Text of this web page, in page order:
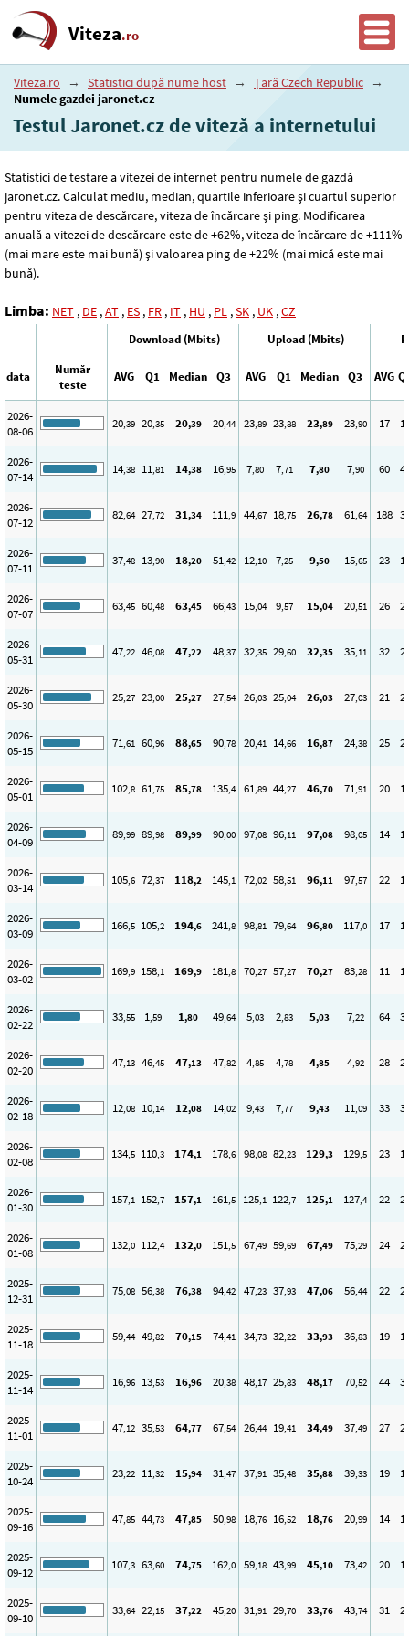
Viteza.ro
Viteza.ro → Statistici după nume host → Țară Czech Republic →
Numele gazdei jaronet.cz
Testul Jaronet.cz de viteză a internetului
Statistici de testare a vitezei de internet pentru numele de gazdă
jaronet.cz. Calculat mediu, median, quartile inferioare și cuartul superior
pentru viteza de descărcare, viteza de încărcare și ping. Modificarea
anuală a vitezei de descărcare este de +62%, viteza de încărcare de +111%
(mai mare este mai bună) și valoarea ping de +22% (mai mică este mai
bună).
Limba: NET , DE ,AT , ES , FR , IT , HU , PL ,SK , UK ,CZ
Download (Mbits) Upload (Mbits)
data
Număr
teste
AVG Q1 Median Q3 AVG Q1 Median Q3 AVG
2026-
08-06
20,39 20,35 20,39 20,44 23,89 23,88 23,89 23,90 17
2026-
07-14
14,38 11,81 14,38 16,95 7,80 7,71 7,80 7,90 60
2026-
07-12
82,64 27,72 31,34 111,9 44,67 18,75 26,78 61,64 188
2026-
07-11
37,48 13,90 18,20 51,42 12,10 7,25 9,50 15,65 23
2026-
07-07
63,45 60,48 63,45 66,43 15,04 9,57 15,04 20,51 26
2026-
05-31
47,22 46,08 47,22 48,37 32,35 29,60 32,35 35,11 32
2026-
05-30
25,27 23,00 25,27 27,54 26,03 25,04 26,03 27,03 21
2026-
05-15
71,61 60,96 88,65 90,78 20,41 14,66 16,87 24,38 25
2026-
05-01
102,8 61,75 85,78 135,4 61,89 44,27 46,70 71,91 20
2026-
04-09
89,99 89,98 89,99 90,00 97,08 96,11 97,08 98,05 14
2026-
03-14
105,6 72,37 118,2 145,1 72,02 58,51 96,11 97,57 22
2026-
03-09
166,5 105,2 194,6 241,8 98,81 79,64 96,80 117,0 17
2026-
03-02
169,9 158,1 169,9 181,8 70,27 57,27 70,27 83,28 11
2026-
02-22
33,55 1,59 1,80 49,64 5,03 2,83 5,03 7,22 64
2026-
02-20
47,13 46,45 47,13 47,82 4,85 4,78 4,85 4,92 28
2026-
02-18
12,08 10,14 12,08 14,02 9,43 7,77 9,43 11,09 33
2026-
02-08
134,5 110,3 174,1 178,6 98,08 82,23 129,3 129,5 23
2026-
01-30
157,1 152,7 157,1 161,5 125,1 122,7 125,1 127,4 22
2026-
01-08
132,0 112,4 132,0 151,5 67,49 59,69 67,49 75,29 24
2025-
12-31
75,08 56,38 76,38 94,42 47,23 37,93 47,06 56,44 22
2025-
11-18
59,44 49,82 70,15 74,41 34,73 32,22 33,93 36,83 19
2025-
11-14
16,96 13,53 16,96 20,38 48,17 25,83 48,17 70,52 44
2025-
11-01
47,12 35,53 64,77 67,54 26,44 19,41 34,49 37,49 27
2025-
10-24
23,22 11,32 15,94 31,47 37,91 35,48 35,88 39,33 19
2025-
09-16
47,85 44,73 47,85 50,98 18,76 16,52 18,76 20,99 14
2025-
09-12
107,3 63,60 74,75 162,0 59,18 43,99 45,10 73,42 20
2025-
09-10
33,64 22,15 37,22 45,20 31,91 29,70 33,76 43,74 31